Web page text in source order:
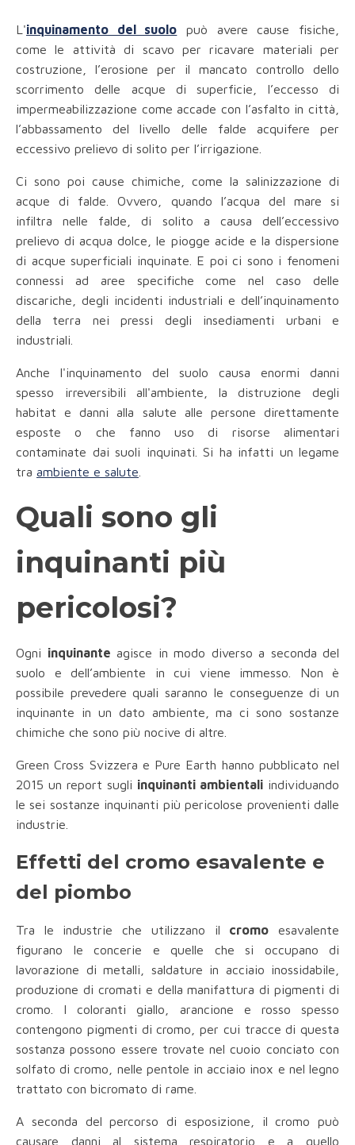
L'inquinamento del suolo può avere cause fisiche,
come le attività di scavo per ricavare materiali per
costruzione, l’erosione per il mancato controllo dello
scorrimento delle acque di superficie, l’eccesso di
impermeabilizzazione come accade con l’asfalto in città,
l’abbassamento del livello delle falde acquifere per
eccessivo prelievo di solito per l’irrigazione.
Ci sono poi cause chimiche, come la salinizzazione di
acque di falde. Ovvero, quando l’acqua del mare si
infiltra nelle falde, di solito a causa dell’eccessivo
prelievo di acqua dolce, le piogge acide e la dispersione
di acque superficiali inquinate. E poi ci sono i fenomeni
connessi ad aree specifiche come nel caso delle
discariche, degli incidenti industriali e dell’inquinamento
della terra nei pressi degli insediamenti urbani e
industriali.
Anche l'inquinamento del suolo causa enormi danni
spesso irreversibili all'ambiente, la distruzione degli
habitat e danni alla salute alle persone direttamente
esposte o che fanno uso di risorse alimentari
contaminate dai suoli inquinati. Si ha infatti un legame
tra ambiente e salute
Quali sono gli
inquinanti più
pericolosi?
Ogni inquinante agisce in modo diverso a seconda del
suolo e dell’ambiente in cui viene immesso. Non è
possibile prevedere quali saranno le conseguenze di un
inquinante in un dato ambiente, ma ci sono sostanze
chimiche che sono più nocive di altre.
Green Cross Svizzera e Pure Earth hanno pubblicato nel
2015 un report sugli inquinanti ambientali individuando
le sei sostanze inquinanti più pericolose provenienti dalle
industrie.
Effetti del cromo esavalente e
del piombo
Tra le industrie che utilizzano il cromo esavalente
figurano le concerie e quelle che si occupano di
lavorazione di metalli, saldature in acciaio inossidabile,
produzione di cromati e della manifattura di pigmenti di
cromo. I coloranti giallo, arancione e rosso spesso
contengono pigmenti di cromo, per cui tracce di questa
sostanza possono essere trovate nel cuoio conciato con
solfato di cromo, nelle pentole in acciaio inox e nel legno
trattato con bicromato di rame.
A seconda del percorso di esposizione, il cromo può
causare danni al sistema respiratorio e a quello